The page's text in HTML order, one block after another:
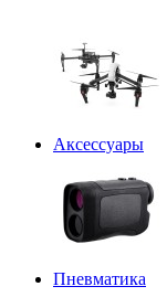
Аксессуары
Пневматика